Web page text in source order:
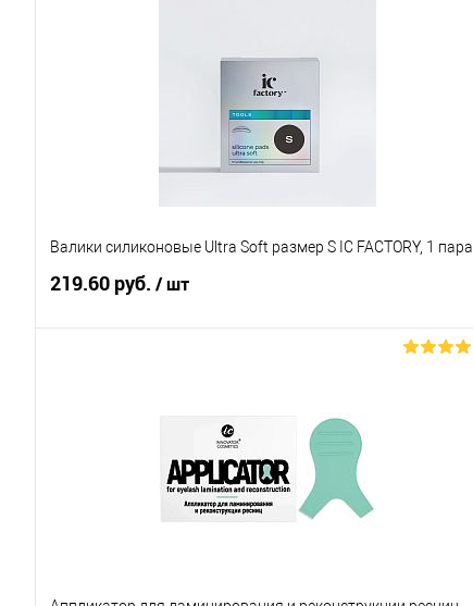
Валики силиконовые Ultra Soft размер S IC FACTORY, 1 пара
219.60 руб. / шт
Сравнение
В наличии